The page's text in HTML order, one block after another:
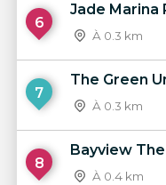
6
Jade Marina
À 0.3 km
7
The Green
À 0.3 km
8
Bayview
À 0.4 km